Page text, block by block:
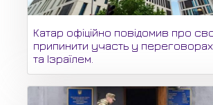
Катар офіційно повідомив про
припинити участь у
та Ізраїлем.